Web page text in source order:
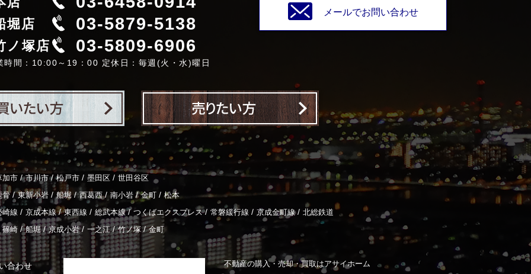
堀店 03-5879-5138
ノ塚店 03-5809-6906
時間：10:00～19：00 定休日：毎週(火・水)曜日
メールでお問い合わせ
加市 / 市川市 / 松戸市 / 墨田区 / 世田谷区
骨 / 東新小岩 / 船堀 / 西葛西 / 南小岩 / 金町 / 松本
崎線 / 京成本線 / 東西線 / 総武本線 / つくばエクスプレス / 常磐緩行線 / 京成金町線 / 北総鉄道
篠崎 / 船堀 / 京成小岩 / 一之江 / 竹ノ塚 / 金町
合わせ
不動産の購入・売却・買取はアサイホーム